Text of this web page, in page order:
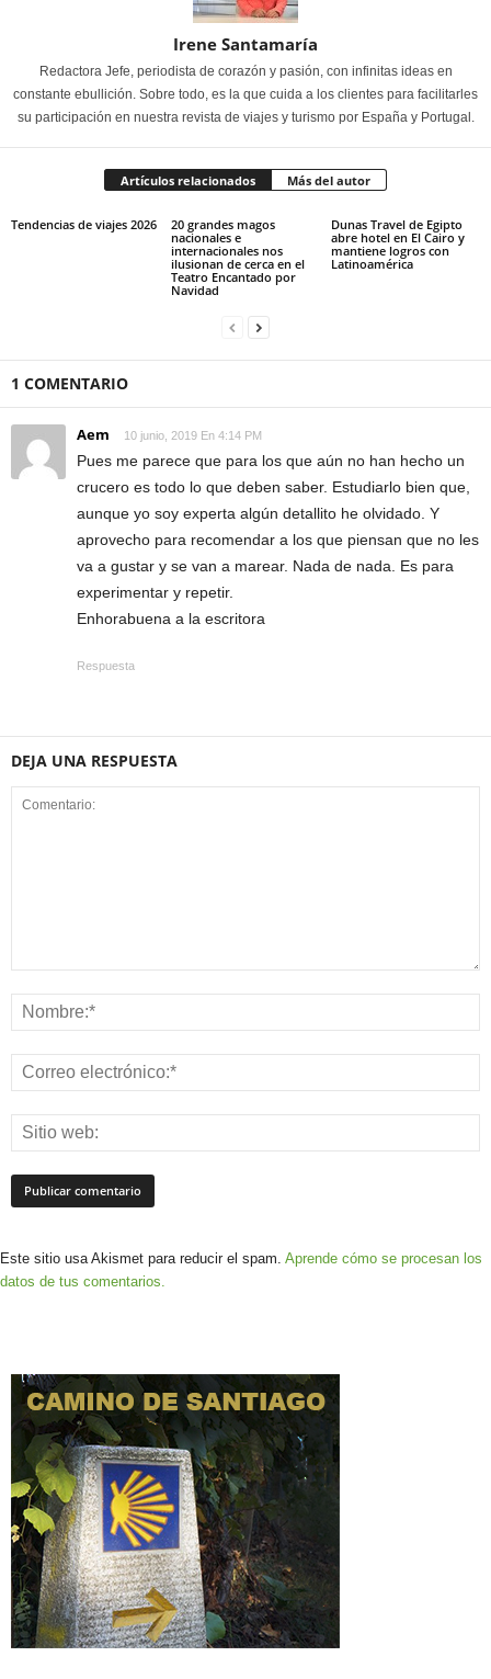
Irene Santamaría
Redactora Jefe, periodista de corazón y pasión, con infinitas ideas en
constante ebullición. Sobre todo, es la que cuida a los clientes para facilitarles
su participación en nuestra revista de viajes y turismo por España y Portugal.
Artículos relacionados Más del autor
Tendencias de viajes 2026
20 grandes magos
nacionales e
internacionales nos
ilusionan de cerca en el
Teatro Encantado por
Navidad
Dunas Travel de Egipto
abre hotel en El Cairo y
mantiene logros con
Latinoamérica
1 COMENTARIO
Aem 10 junio, 2019 En 4:14 PM
Pues me parece que para los que aún no han hecho un
crucero es todo lo que deben saber. Estudiarlo bien que,
aunque yo soy experta algún detallito he olvidado. Y
aprovecho para recomendar a los que piensan que no les
va a gustar y se van a marear. Nada de nada. Es para
experimentar y repetir.
Enhorabuena a la escritora
Respuesta
DEJA UNA RESPUESTA
Este sitio usa Akismet para reducir el spam. Aprende cómo se procesan los
datos de tus comentarios.